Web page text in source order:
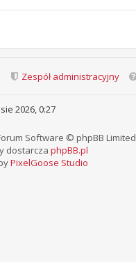
Zespół administracyjny
2026, 0:27
Software © phpBB Limited
dostarcza phpBB.pl
PixelGoose Studio